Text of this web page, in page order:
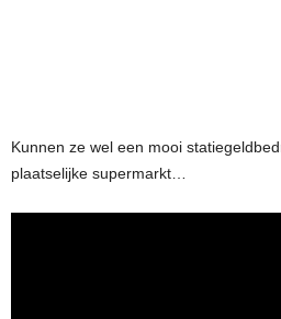
Kunnen ze wel een mooi
plaatselijke supermarkt…